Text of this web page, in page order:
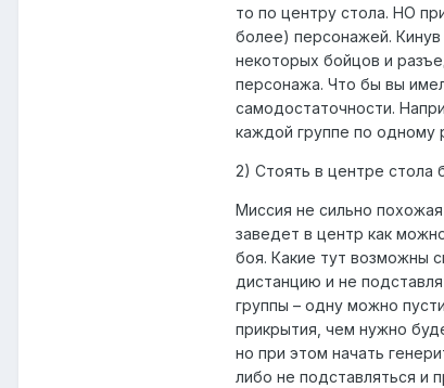
то по центру стола. НО
более) персонажей.
некоторых бойцов и
персонажа. Что бы вы
самодостаточности.
каждой группе по одному
2) Стоять в центре стола
Миссия не сильно
заведет в центр как
боя. Какие тут возможны
дистанцию и не
группы – одну можно
прикрытия, чем нужно
но при этом начать
либо не подставляться и